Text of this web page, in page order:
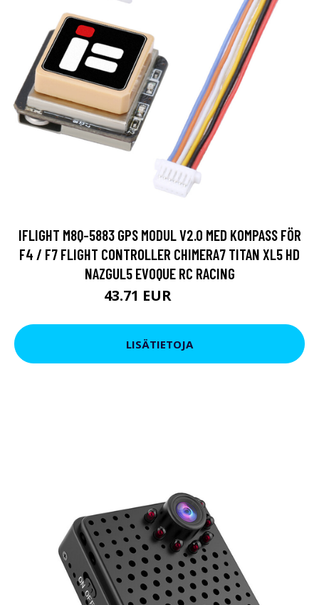
IFLIGHT M8Q-5883 GPS MODUL V2.0 MED KOMPASS FÖR
F4 / F7 FLIGHT CONTROLLER CHIMERA7 TITAN XL5 HD
NAZGUL5 EVOQUE RC RACING
43.71 EUR
LISÄTIETOJA